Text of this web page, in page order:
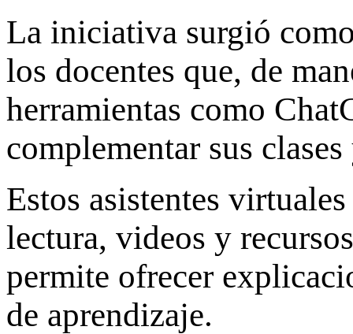
La iniciativa surgió
los docentes que, de
herramientas como
complementar sus
Estos asistentes
lectura, videos y
permite ofrecer
de aprendizaje.